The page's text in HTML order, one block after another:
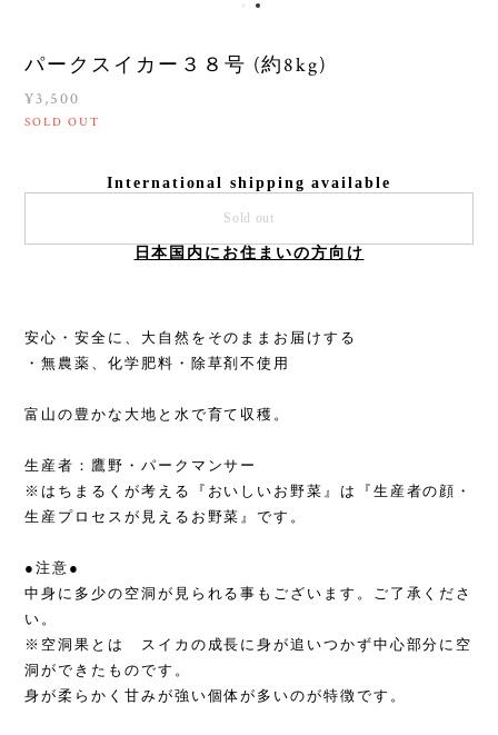
パークスイカー３８号 (約8kg)
¥3,500
SOLD OUT
International shipping available
Sold out
日本国内にお住まいの方向け
安心・安全に、大自然をそのままお届けする
・無農薬、化学肥料・除草剤不使用
富山の豊かな大地と水で育て収穫。
生産者：鷹野・パークマンサー
※はちまるくが考える『おいしいお野菜』は『生産者の顔・
生産プロセスが見えるお野菜』です。
●注意●
中身に多少の空洞が見られる事もございます。ご了承くださ
い。
※空洞果とは スイカの成長に身が追いつかず中心部分に空
洞ができたものです。
身が柔らかく甘みが強い個体が多いのが特徴です。